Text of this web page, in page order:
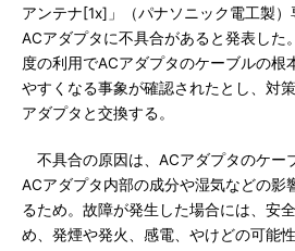
アンテナ[1x]」（パナソニック電工製）
ACアダプタに不具合があると発表した
度の利用でACアダプタのケーブルの根
やすくなる事象が確認されたとし、対
アダプタと交換する。
不具合の原因は、ACアダプタのケー
ACアダプタ内部の成分や湿気などの影
るため。故障が発生した場合には、安
め、発煙や発火、感電、やけどの可能性